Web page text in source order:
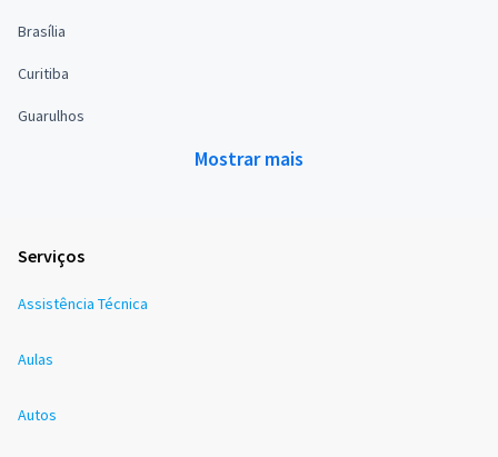
Brasília
Curitiba
Guarulhos
Mostrar mais
Serviços
Assistência Técnica
Aulas
Autos